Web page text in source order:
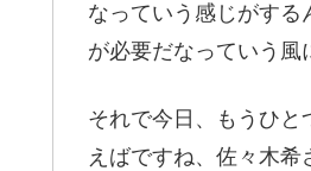
なっていう感じがする
が必要だなっていう風
それで今日、もうひ
えばですね、佐々木希